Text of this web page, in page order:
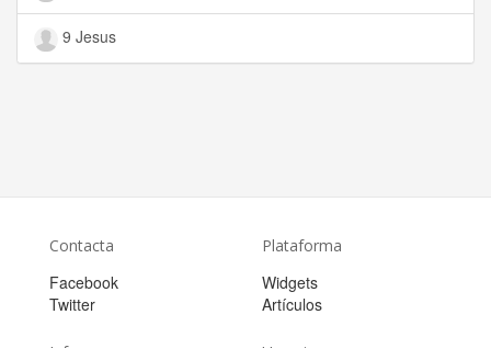
9 Jesus
Contacta
Facebook
Twitter
Plataforma
Widgets
Artículos